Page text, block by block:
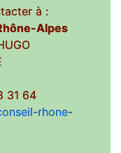
à :
Alpes
31 64
rhone-